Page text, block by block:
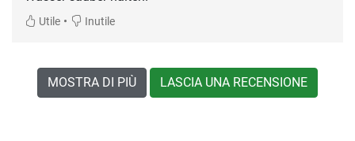
Utile • Inutile
MOSTRA DI PIÙ LASCIA UNA RECENSIONE